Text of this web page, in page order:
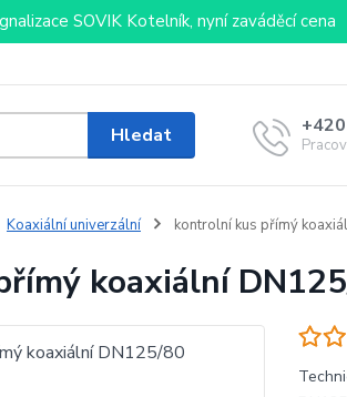
SOVIK Kotelník, nyní zaváděcí cena
Hledat
Koaxiální univerzální kontrolní kus přímý
koaxiální